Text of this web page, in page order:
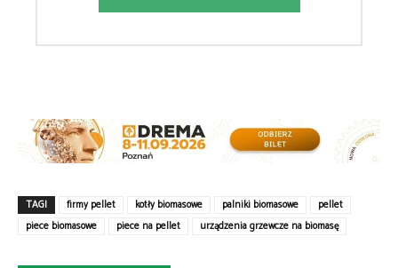
TAGI firmy pellet kotły biomasowe palniki biomasowe
pellet
piece biomasowe
piece na pellet urządzenia grzewcze na biomasę